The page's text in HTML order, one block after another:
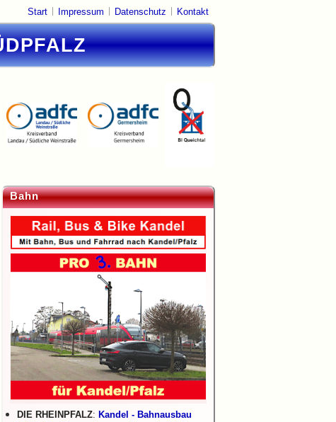
Start Impressum Datenschutz Kontakt
Bahn
DIE RHEINPFALZ: Kandel - Bahnausbau